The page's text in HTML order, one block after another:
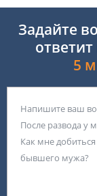
Задайте
5